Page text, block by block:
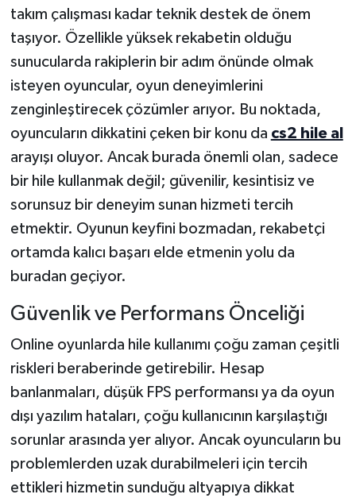
takım çalışması kadar teknik destek de önem
taşıyor. Özellikle yüksek rekabetin olduğu
sunucularda rakiplerin bir adım önünde olmak
isteyen oyuncular, oyun deneyimlerini
zenginleştirecek çözümler arıyor. Bu noktada,
oyuncuların dikkatini çeken bir konu da cs2 hile al
arayışı oluyor. Ancak burada önemli olan, sadece
bir hile kullanmak değil; güvenilir, kesintisiz ve
sorunsuz bir deneyim sunan hizmeti tercih
etmektir. Oyunun keyfini bozmadan, rekabetçi
ortamda kalıcı başarı elde etmenin yolu da
buradan geçiyor.
Güvenlik ve Performans Önceliği
Online oyunlarda hile kullanımı çoğu zaman çeşitli
riskleri beraberinde getirebilir. Hesap
banlanmaları, düşük FPS performansı ya da oyun
dışı yazılım hataları, çoğu kullanıcının karşılaştığı
sorunlar arasında yer alıyor. Ancak oyuncuların bu
problemlerden uzak durabilmeleri için tercih
ettikleri hizmetin sunduğu altyapıya dikkat